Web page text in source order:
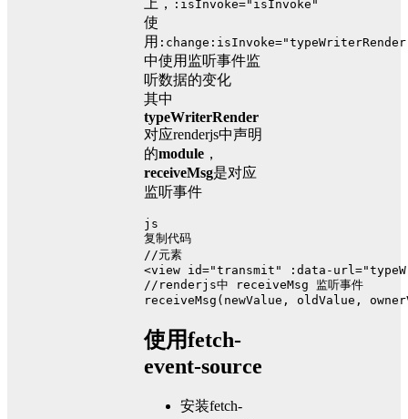
上，
:isInvoke="isInvoke"
使
用
中使用监听事件监
听数据的变化
其中
typeWriterRender
对应renderjs中声明
的module ，
receiveMsg是对应
监听事件
js
复制代码
//元素
<view id="transmit" :data-url=
//renderjs中 receiveMsg 监听事件
receiveMsg ( newValue, oldValue,
使用fetch-
event-source
安装fetch-